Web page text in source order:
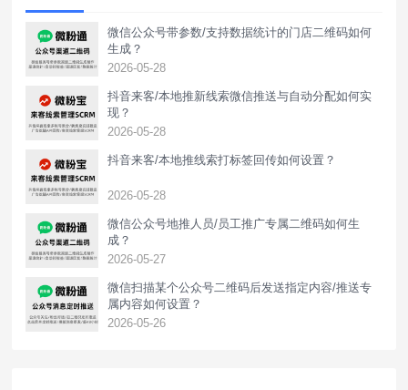
微信公众号带参数/支持数据统计的门店二维码如何
生成？
2026-05-28
抖音来客/本地推新线索微信推送与自动分配如何实
现？
2026-05-28
抖音来客/本地推线索打标签回传如何设置？
2026-05-28
‌微信公众号地推人员/员工推广专属二维码如何生
成？
2026-05-27
微信扫描某个公众号二维码后发送指定内容/推送专
属内容如何设置？
2026-05-26